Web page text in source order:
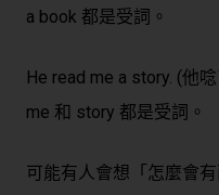
a book 都是受詞。
He read me a story. (他
me 和 story 都是受詞。
可能有人會想「怎麼會